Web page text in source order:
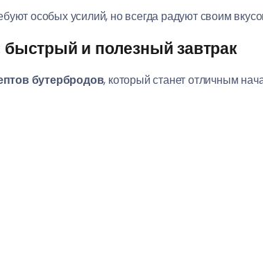
особых усилий, но всегда радуют своим
и полезный завтрак
бутербродов, который станет отличным